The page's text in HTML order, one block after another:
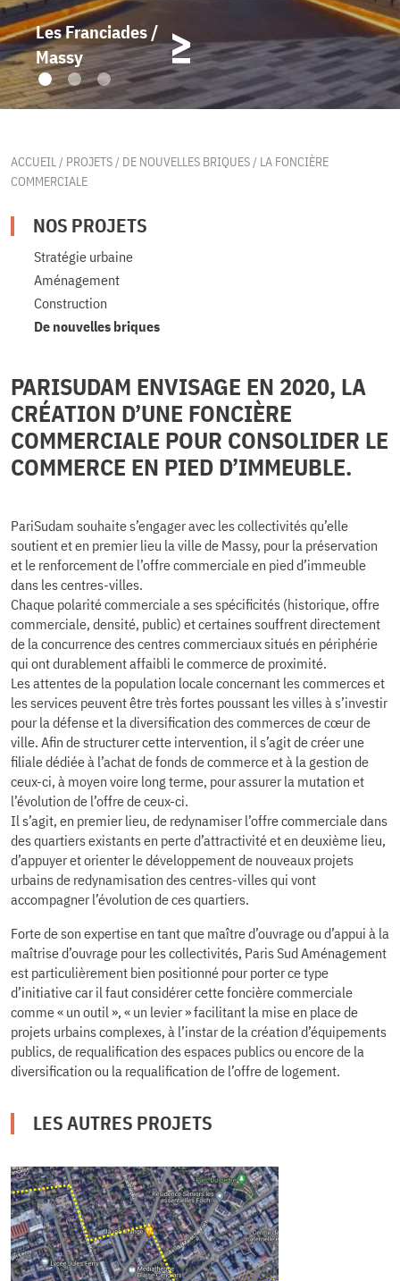
Les Franciades /
Massy
ACCUEIL/ PROJETS/ DE NOUVELLES BRIQUES/ LA FONCIÈRE
COMMERCIALE
NOS PROJETS
Stratégie urbaine
Aménagement
Construction
De nouvelles briques
PARISUDAM ENVISAGE EN 2020, LA
CRÉATION D’UNE FONCIÈRE
COMMERCIALE POUR CONSOLIDER LE
COMMERCE EN PIED D’IMMEUBLE.
PariSudam souhaite s’engager avec les collectivités qu’elle
soutient et en premier lieu la ville de Massy, pour la préservation
et le renforcement de l’offre commerciale en pied d’immeuble
dans les centres-villes.
Chaque polarité commerciale a ses spécificités (historique, offre
commerciale, densité, public) et certaines souffrent directement
de la concurrence des centres commerciaux situés en périphérie
qui ont durablement affaibli le commerce de proximité.
Les attentes de la population locale concernant les commerces et
les services peuvent être très fortes poussant les villes à s’investir
pour la défense et la diversification des commerces de cœur de
ville. Afin de structurer cette intervention, il s’agit de créer une
filiale dédiée à l’achat de fonds de commerce et à la gestion de
ceux-ci, à moyen voire long terme, pour assurer la mutation et
l’évolution de l’offre de ceux-ci.
Il s’agit, en premier lieu, de redynamiser l’offre commerciale dans
des quartiers existants en perte d’attractivité et en deuxième lieu,
d’appuyer et orienter le développement de nouveaux projets
urbains de redynamisation des centres-villes qui vont
accompagner l’évolution de ces quartiers.
Forte de son expertise en tant que maître d’ouvrage ou d’appui à la
maîtrise d’ouvrage pour les collectivités, Paris Sud Aménagement
est particulièrement bien positionné pour porter ce type
d’initiative car il faut considérer cette foncière commerciale
comme « un outil », « un levier » facilitant la mise en place de
projets urbains complexes, à l’instar de la création d’équipements
publics, de requalification des espaces publics ou encore de la
diversification ou la requalification de l’offre de logement.
LES AUTRES PROJETS